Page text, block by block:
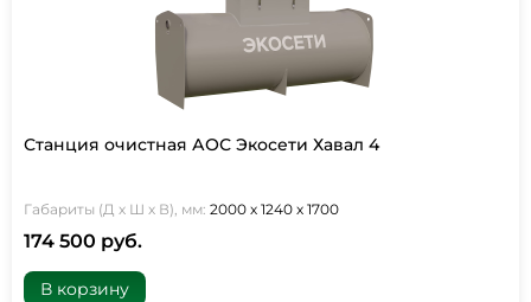
Станция очистная АОС Экосети Хавал 4
Габариты (Д х Ш х В), мм: 2000 х 1240 х 1700
174 500 руб.
В корзину